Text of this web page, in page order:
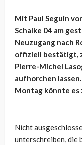
Mit Paul Seguin
Schalke 04 am
Neuzugang nach
offiziell bestätigt,
Pierre-Michel
aufhorchen
Montag könnte es
Nicht
unterschreiben, die